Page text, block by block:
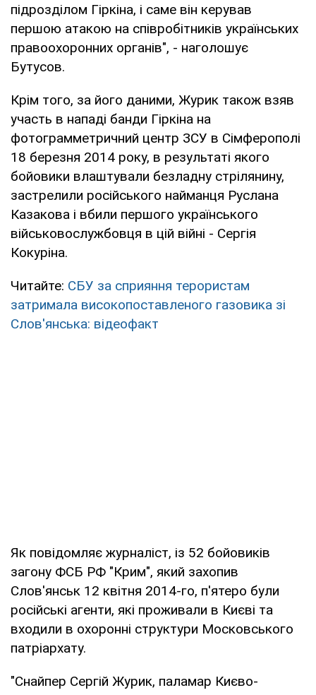
підрозділом Гіркіна, і саме він керував
першою атакою на співробітників українських
правоохоронних органів", - наголошує
Бутусов.
Крім того, за його даними, Журик також взяв
участь в нападі банди Гіркіна на
фотограмметричний центр ЗСУ в Сімферополі
18 березня 2014 року, в результаті якого
бойовики влаштували безладну стрілянину,
застрелили російського найманця Руслана
Казакова і вбили першого українського
військовослужбовця в цій війні - Сергія
Кокуріна.
Читайте: СБУ за сприяння терористам
затримала високопоставленого газовика зі
Слов'янська: відеофакт
Як повідомляє журналіст, із 52 бойовиків
загону ФСБ РФ "Крим", який захопив
Слов'янськ 12 квітня 2014-го, п'ятеро були
російські агенти, які проживали в Києві та
входили в охоронні структури Московського
патріархату.
"Снайпер Сергій Журик, паламар Києво-